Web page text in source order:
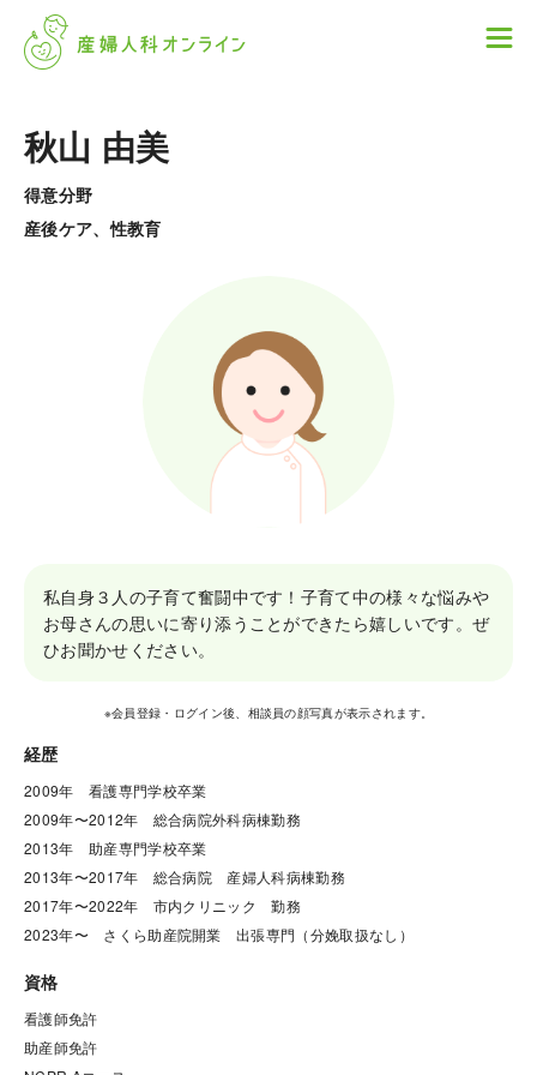
秋山 由美
得意分野
産後ケア、性教育
私自身３人の子育て奮闘中です！子育て中の様々な悩みや
お母さんの思いに寄り添うことができたら嬉しいです。ぜ
ひお聞かせください。
※会員登録・ログイン後、相談員の顔写真が表示されます。
経歴
2009年　看護専門学校卒業
2009年〜2012年　総合病院外科病棟勤務
2013年　助産専門学校卒業
2013年〜2017年　総合病院　産婦人科病棟勤務
2017年〜2022年　市内クリニック　勤務
2023年〜　さくら助産院開業　出張専門（分娩取扱なし）
資格
看護師免許
助産師免許